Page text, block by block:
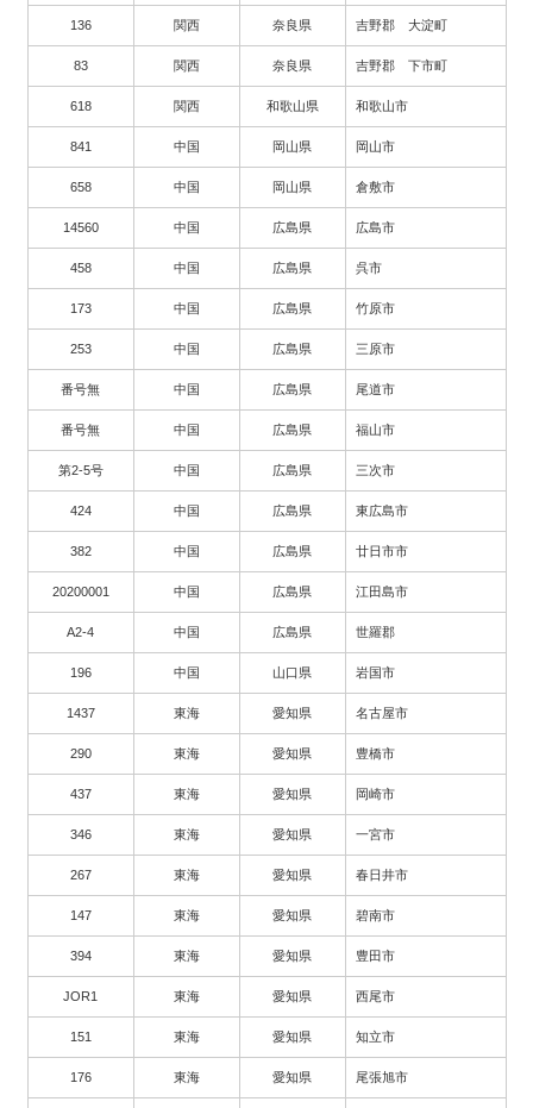
136 関西 奈良県 吉野郡 大淀町
83 関西 奈良県 吉野郡 下市町
618 関西 和歌山県 和歌山市
841 中国 岡山県 岡山市
658 中国 岡山県 倉敷市
14560 中国 広島県 広島市
458 中国 広島県 呉市
173 中国 広島県 竹原市
253 中国 広島県 三原市
番号無 中国 広島県 尾道市
番号無 中国 広島県 福山市
第2-5号 中国 広島県 三次市
424 中国 広島県 東広島市
382 中国 広島県 廿日市市
20200001 中国 広島県 江田島市
A2-4 中国 広島県 世羅郡
196 中国 山口県 岩国市
1437 東海 愛知県 名古屋市
290 東海 愛知県 豊橋市
437 東海 愛知県 岡崎市
346 東海 愛知県 一宮市
267 東海 愛知県 春日井市
147 東海 愛知県 碧南市
394 東海 愛知県 豊田市
JOR1 東海 愛知県 西尾市
151 東海 愛知県 知立市
176 東海 愛知県 尾張旭市